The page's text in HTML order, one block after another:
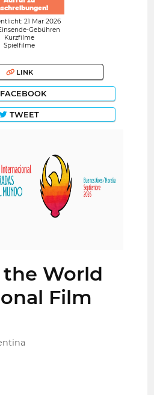
21 Mar 2026
Gebühren
Kurzfilme
Spielfilme
LINK
FACEBOOK
TWEET
the World
Film